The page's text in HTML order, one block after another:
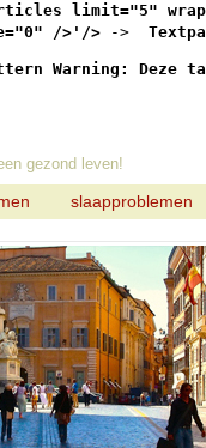
limit="5"
/>'/> ->
Warning: Deze
gezond leven!
slaapproblemen